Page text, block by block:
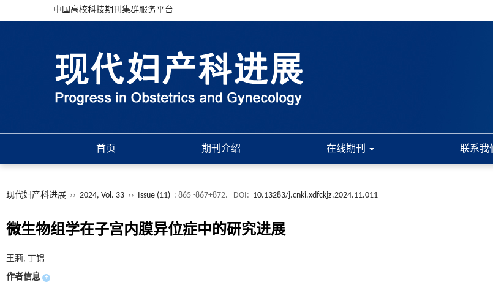
中国高校科技期刊集群服务平台
首页 期刊介绍 在线期刊 联系我
现代妇产科进展 ›› 2024, Vol. 33 ›› Issue (11) : 865 -867+872. DOI: 10.13283/j.cnki.xdfckjz.2024.11.011
微生物组学在子宫内膜异位症中的研究进展
王莉, 丁锦
作者信息 +